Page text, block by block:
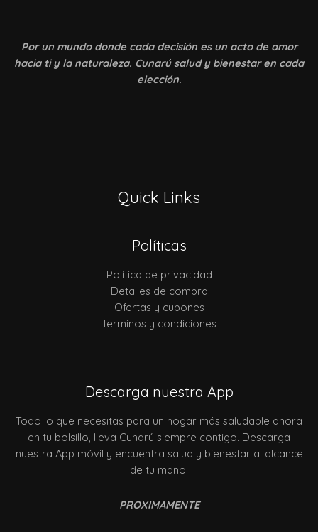
Por un mundo donde cada decisión es un acto de amor
hacia ti y la naturaleza. Cunarú salud y bienestar en cada
elección.
Quick Links
Políticas
Política de privacidad
Detalles de compra
Ofertas y cupones
Terminos y condiciones
Descarga nuestra App
Todo lo que necesitas para un hogar más saludable ahora
en tu bolsillo, lleva Cunarú siempre contigo. Descarga
nuestra App móvil y encuentra salud y bienestar al alcance
de tu mano.
PROXIMAMENTE